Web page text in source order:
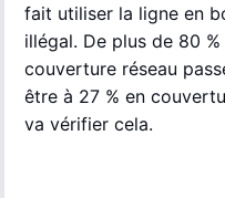
fait utiliser la ligne en
illégal. De plus de 80
couverture réseau
être à 27 % en
va vérifier cela.